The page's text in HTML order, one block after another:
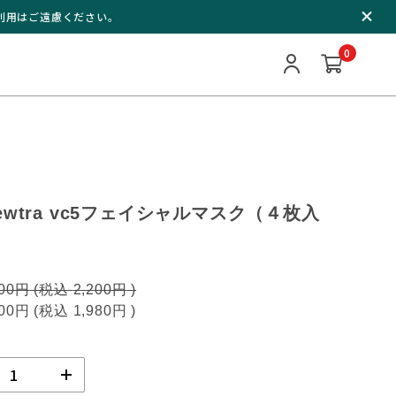
はご遠慮ください。
0
vc5フェイシャルマスク（４枚入
円(税込2,200円)
円 (税込 1,980円 )